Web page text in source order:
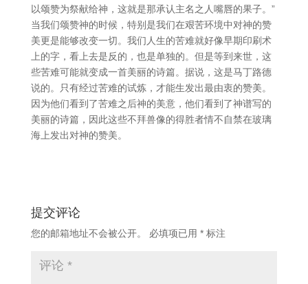
以颂赞为祭献给神，这就是那承认主名之人嘴唇的果子。”
当我们颂赞神的时候，特别是我们在艰苦环境中对神的赞
美更是能够改变一切。我们人生的苦难就好像早期印刷术
上的字，看上去是反的，也是单独的。但是等到来世，这
些苦难可能就变成一首美丽的诗篇。据说，这是马丁路德
说的。只有经过苦难的试炼，才能生发出最由衷的赞美。
因为他们看到了苦难之后神的美意，他们看到了神谱写的
美丽的诗篇，因此这些不拜兽像的得胜者情不自禁在玻璃
海上发出对神的赞美。
提交评论
您的邮箱地址不会被公开。 必填项已用 *标注